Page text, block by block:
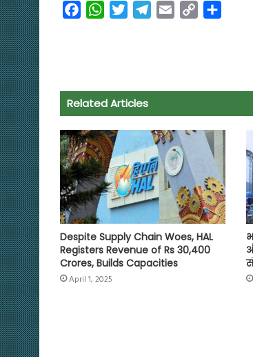
o
o
k
W
A
p
p
e
r
a
m
n
k
Related Articles
Despite Supply Chain Woes, HAL
Registers Revenue of Rs 30,400
Crores, Builds Capacities
April 1, 2025